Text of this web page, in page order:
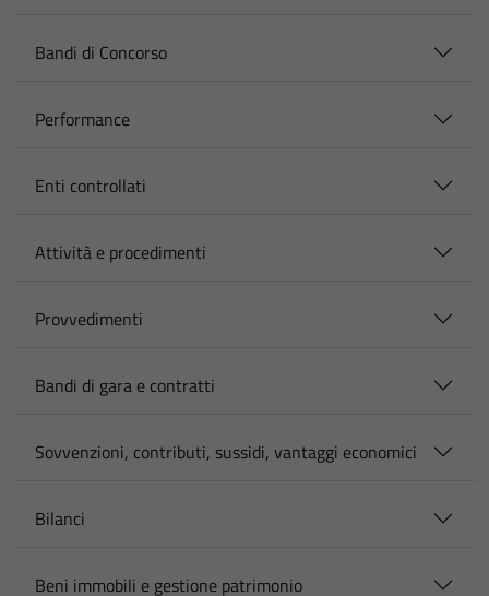
Bandi di Concorso
Performance
Enti controllati
Attività e procedimenti
Provvedimenti
Bandi di gara e contratti
Sovvenzioni, contributi, sussidi, vantaggi economici
Bilanci
Beni immobili e gestione patrimonio